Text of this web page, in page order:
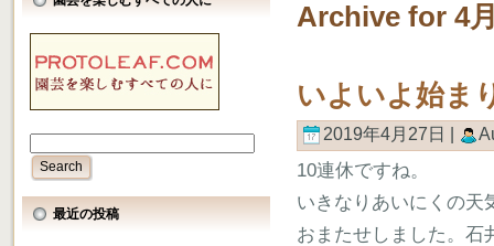
最近の投稿
Archive for 4
いよいよ始ま
2019年4月27日 |
10連休ですね。
いきなりあいにくの天
おまたせしました。石